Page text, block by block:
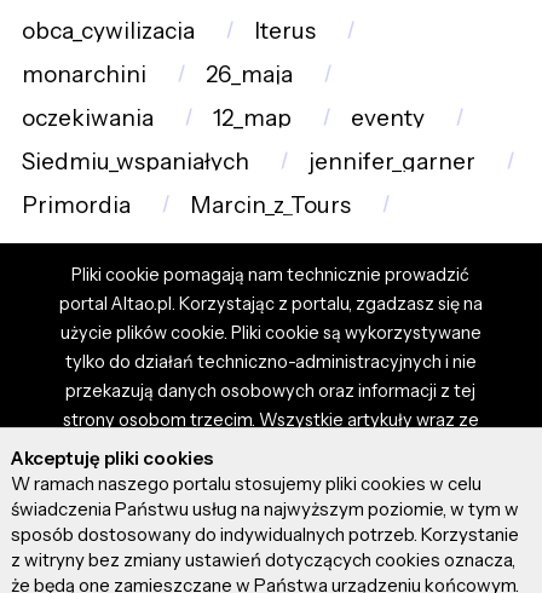
obca_cywilizacja
Iterus
monarchini
26_maja
oczekiwania
12_map
eventy
Siedmiu_wspaniałych
jennifer_garner
Primordia
Marcin_z_Tours
Pliki cookie pomagają nam technicznie prowadzić
portal Altao.pl. Korzystając z portalu, zgadzasz się na
użycie plików cookie. Pliki cookie są wykorzystywane
tylko do działań techniczno-administracyjnych i nie
przekazują danych osobowych oraz informacji z tej
strony osobom trzecim. Wszystkie artykuły wraz ze
zdjęciami i materiałami dostępnymi na portalu są
własnością użytkowników. Administrator i właściciel
portalu nie ponosi odpowiedzialności za tresci
prezentowane przez autorów artykułów. Dodając
artykuł, zgadzasz się z regulaminem portalu oraz
Akceptuję pliki cookies
W ramach naszego portalu stosujemy pliki cookies w celu
świadczenia Państwu usług na najwyższym poziomie, w tym w
sposób dostosowany do indywidualnych potrzeb. Korzystanie
z witryny bez zmiany ustawień dotyczących cookies oznacza,
że będą one zamieszczane w Państwa urządzeniu końcowym.